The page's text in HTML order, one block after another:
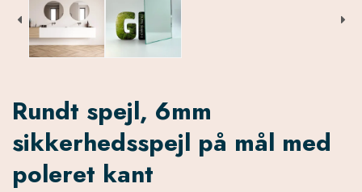
Rundt spejl, 6mm
sikkerhedsspejl på mål med
poleret kant